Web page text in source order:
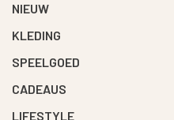
NIEUW
KLEDING
SPEELGOED
CADEAUS
LIFESTYLE